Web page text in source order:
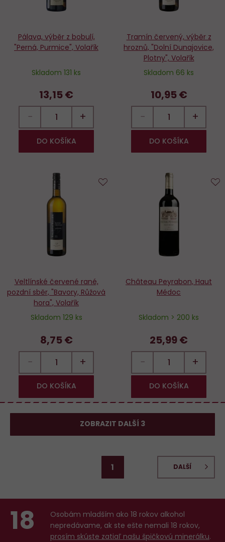
Pálava, výběr z bobulí,
"Perná, Purmice", Volařík
Skladom 131 ks
13,15 €
− +
DO KOŠÍKA
Tramín červený, výběr z
hroznů, "Dolní Dunajovice,
Plotny", Volařík
Skladom 66 ks
10,95 €
− +
DO KOŠÍKA
Veltlínské červené rané,
pozdní sběr, "Bavory, Růžová
hora", Volařík
Skladom 129 ks
8,75 €
− +
DO KOŠÍKA
Château Peyrabon, Haut
Médoc
Skladom > 200 ks
25,99 €
− +
DO KOŠÍKA
ZOBRAZIT DALŠÍ 3
1 DALŠÍ
18
Osobám mladším ako 18 rokov alkohol
nepredávame, ak ste ešte nemali 18 rokov,
prosím skúste zatiaľ našu špičkovú minerálku.